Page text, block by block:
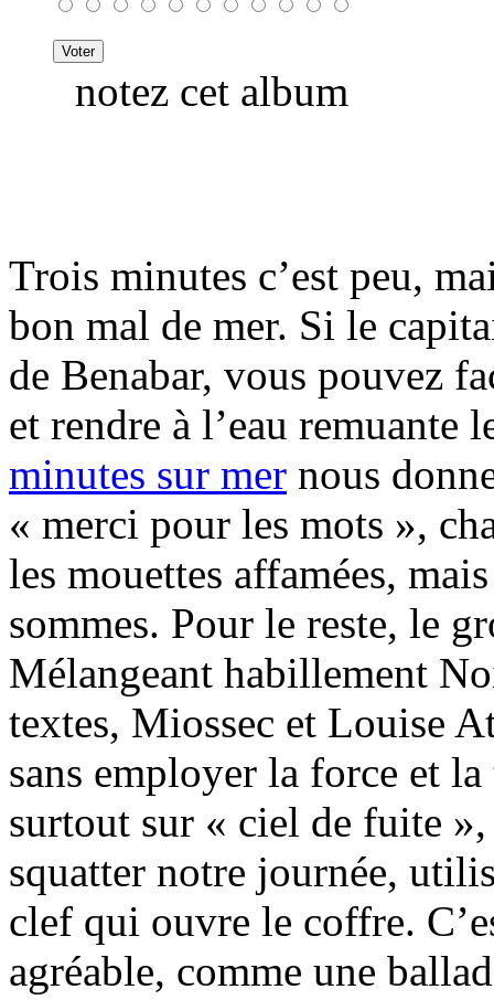
notez cet album
Trois minutes c’est peu,
bon mal de mer. Si le
de Benabar, vous pouvez
et rendre à l’eau
minutes sur mer nous
« merci pour les mots »,
les mouettes affamées,
sommes. Pour le reste, le
Mélangeant habillement
textes, Miossec et Louise
sans employer la force et
surtout sur « ciel de fuite
squatter notre journée,
clef qui ouvre le coffre.
agréable, comme une